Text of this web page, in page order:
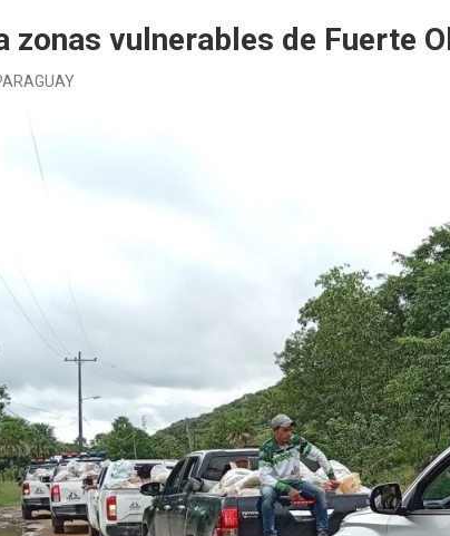
zonas vulnerables de Fuerte